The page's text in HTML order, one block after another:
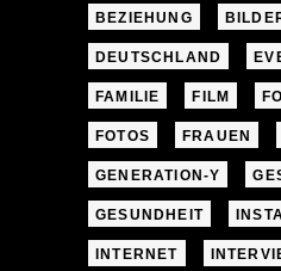
BEZIEHUNG
DEUTSCHLAND
FAMILIE FILM
FOTOS FRAUEN
GENERATION-Y
GESUNDHEIT
INTERNET